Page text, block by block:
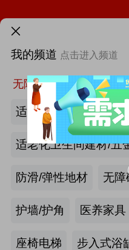
我的频道 点击进入频道
无障碍空间
适老化墙面/天花板
适老化卫生间建材/五
防滑/弹性地材 无障
护墙/护角 医养家具
座椅电梯 步入式浴
首页 找新闻 找厂商
最新资讯
第46届
第四
产业头条